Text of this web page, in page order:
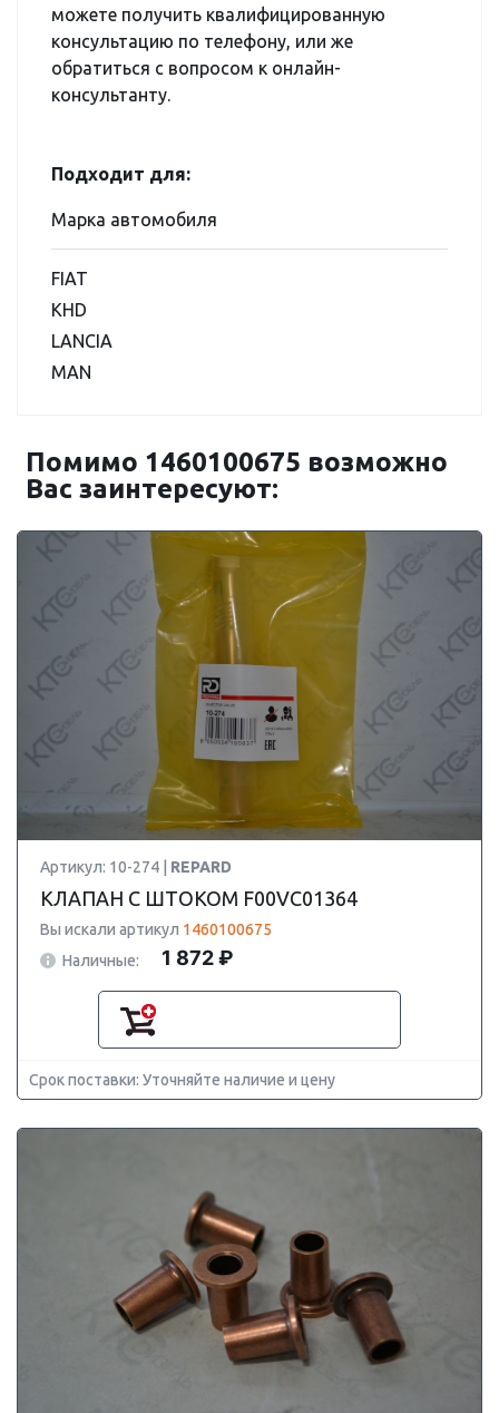
можете получить квалифицированную
консультацию по телефону, или же
обратиться с вопросом к онлайн-
консультанту.
Подходит для:
Марка автомобиля
FIAT
KHD
LANCIA
MAN
Помимо 1460100675 возможно
Вас заинтересуют:
Артикул: 10-274 | REPARD
КЛАПАН С ШТОКОМ F00VC01364
Вы искали артикул 1460100675
Наличные:
1 872 ₽
Срок поставки: Уточняйте наличие и цену